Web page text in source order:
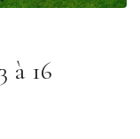
à 16